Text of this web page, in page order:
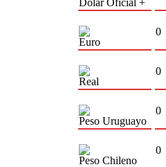
Dólar Oficial +
Euro
0
Real
0
Peso Uruguayo
0
Peso Chileno
0